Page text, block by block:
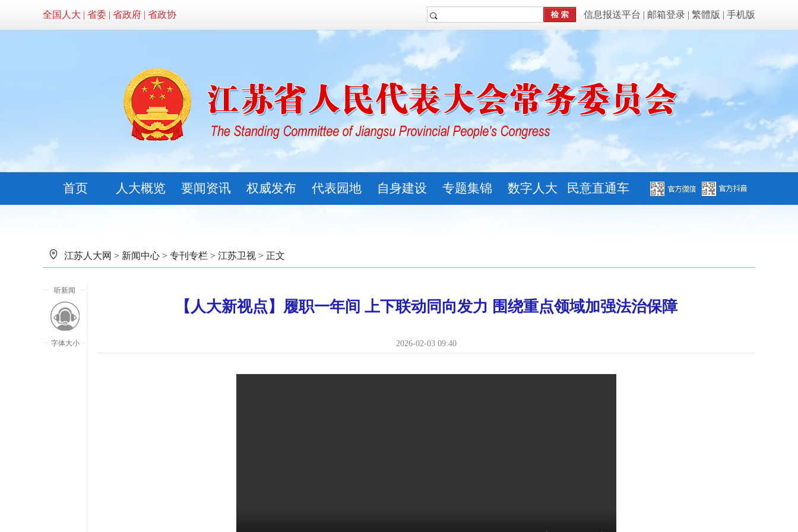
全国人大 | 省委 | 省政府 | 省政协 信息报送平台 | 邮箱登录 | 繁體版 | 手机版
首页 人大概览 要闻资讯 权威发布 代表园地 自身建设 专题集锦 数字人大 民意直通车
江苏人大网 > 新闻中心 > 专刊专栏 > 江苏卫视 > 正文
听新闻
字体大小
【人大新视点】履职一年间 上下联动同向发力 围绕重点领域加强法治保障
2026-02-03 09:40